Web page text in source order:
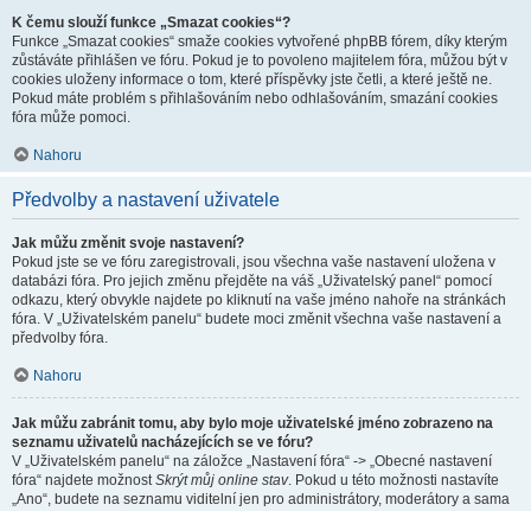
K čemu slouží funkce „Smazat cookies“?
Funkce „Smazat cookies“ smaže cookies vytvořené phpBB fórem, díky kterým
zůstáváte přihlášen ve fóru. Pokud je to povoleno majitelem fóra, můžou být v
cookies uloženy informace o tom, které příspěvky jste četli, a které ještě ne.
Pokud máte problém s přihlašováním nebo odhlašováním, smazání cookies
fóra může pomoci.
Nahoru
Předvolby a nastavení uživatele
Jak můžu změnit svoje nastavení?
Pokud jste se ve fóru zaregistrovali, jsou všechna vaše nastavení uložena v
databázi fóra. Pro jejich změnu přejděte na váš „Uživatelský panel“ pomocí
odkazu, který obvykle najdete po kliknutí na vaše jméno nahoře na stránkách
fóra. V „Uživatelském panelu“ budete moci změnit všechna vaše nastavení a
předvolby fóra.
Nahoru
Jak můžu zabránit tomu, aby bylo moje uživatelské jméno zobrazeno na
seznamu uživatelů nacházejících se ve fóru?
V „Uživatelském panelu“ na záložce „Nastavení fóra“ -> „Obecné nastavení
fóra“ najdete možnostSkrýt můj online stav. Pokud u této možnosti nastavíte
„Ano“, budete na seznamu viditelní jen pro administrátory, moderátory a sama